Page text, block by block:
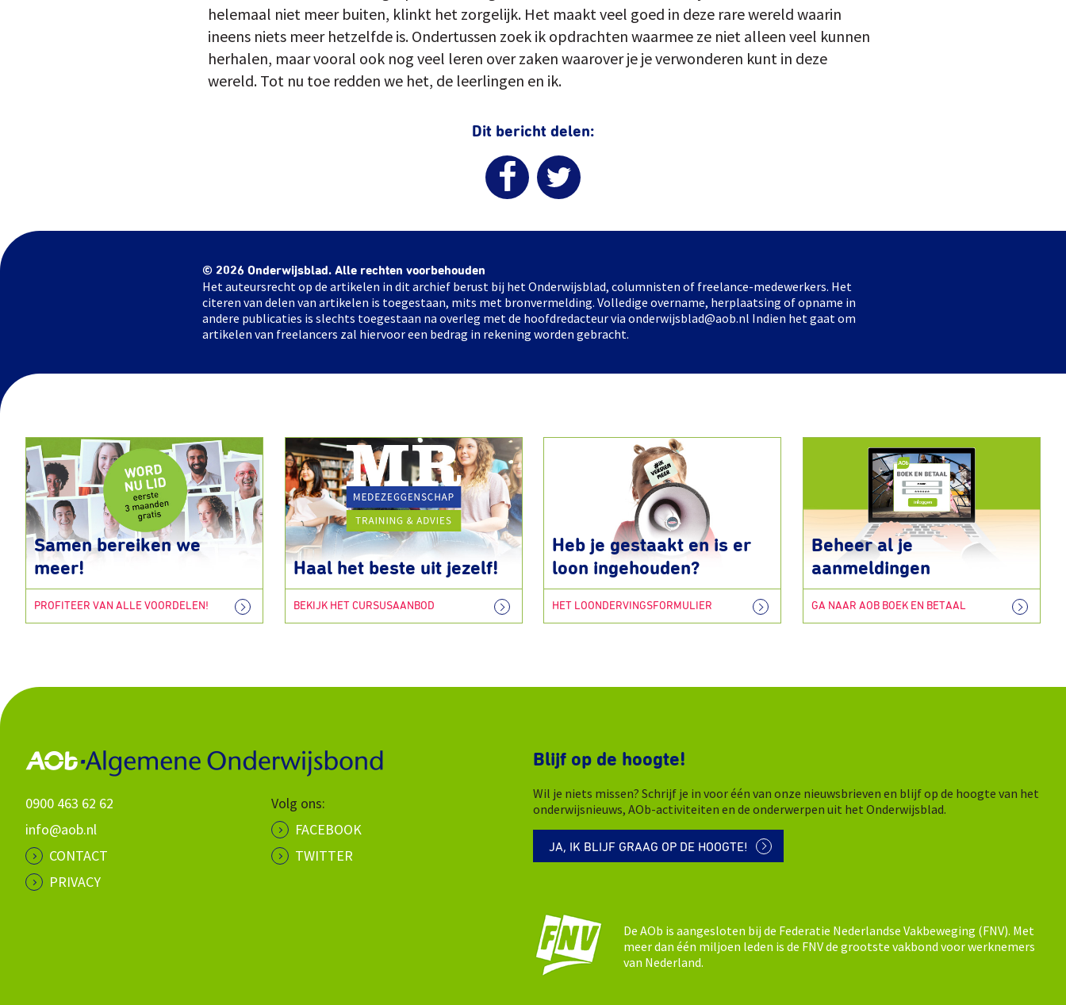
helemaal niet meer buiten, klinkt het zorgelijk. Het maakt veel goed in deze rare wereld waarin
ineens niets meer hetzelfde is. Ondertussen zoek ik opdrachten waarmee ze niet alleen veel kunnen
herhalen, maar vooral ook nog veel leren over zaken waarover je je verwonderen kunt in deze
wereld. Tot nu toe redden we het, de leerlingen en ik.
Dit bericht delen:
© 2026 Onderwijsblad. Alle rechten voorbehouden
Het auteursrecht op de artikelen in dit archief berust bij het Onderwijsblad, columnisten of freelance-medewerkers. Het
citeren van delen van artikelen is toegestaan, mits met bronvermelding. Volledige overname, herplaatsing of opname in
andere publicaties is slechts toegestaan na overleg met de hoofdredacteur via onderwijsblad@aob.nl Indien het gaat om
artikelen van freelancers zal hiervoor een bedrag in rekening worden gebracht.
Samen bereiken we
meer!
PROFITEER VAN ALLE VOORDELEN!
Haal het beste uit jezelf!
BEKIJK HET CURSUSAANBOD
Heb je gestaakt en is er
loon ingehouden?
HET LOONDERVINGSFORMULIER
Beheer al je
aanmeldingen
GA NAAR AOB BOEK EN BETAAL
0900 463 62 62
info@aob.nl
CONTACT
PRIVACY
Volg ons:
FACEBOOK
TWITTER
Blijf op de hoogte!
Wil je niets missen? Schrijf je in voor één van onze nieuwsbrieven en blijf op de hoogte van het
onderwijsnieuws, AOb-activiteiten en de onderwerpen uit het Onderwijsblad.
JA, IK BLIJF GRAAG OP DE HOOGTE!
De AOb is aangesloten bij de Federatie Nederlandse Vakbeweging (FNV). Met
meer dan één miljoen leden is de FNV de grootste vakbond voor werknemers
van Nederland.